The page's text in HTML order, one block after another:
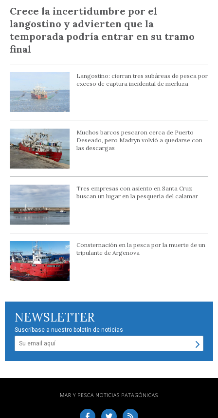
Crece la incertidumbre por el
langostino y advierten que la
temporada podría entrar en su tramo
final
Langostino: cierran tres subáreas de pesca por
exceso de captura incidental de merluza
Muchos barcos pescaron cerca de Puerto
Deseado, pero Madryn volvió a quedarse con
las descargas
Tres empresas con asiento en Santa Cruz
buscan un lugar en la pesquería del calamar
Consternación en la pesca por la muerte de un
tripulante de Argenova
NEWSLETTER
Suscríbase a nuestro boletín de noticias